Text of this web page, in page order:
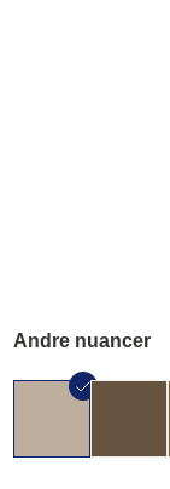
Andre nuancer